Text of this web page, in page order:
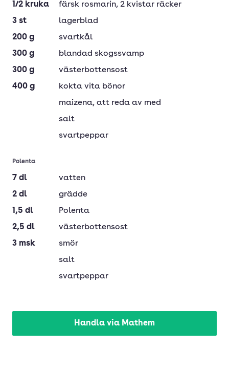
1/2 kruka färsk rosmarin, 2 kvistar räcker
3 st
lagerblad
200 g
svartkål
300 g
blandad skogssvamp
300 g
västerbottensost
400 g
kokta vita bönor
maizena, att reda av med
salt
svartpeppar
Polenta
7 dl
vatten
2 dl
grädde
1,5 dl
Polenta
2,5 dl
västerbottensost
3 msk
smör
salt
svartpeppar
Handla via Mathem